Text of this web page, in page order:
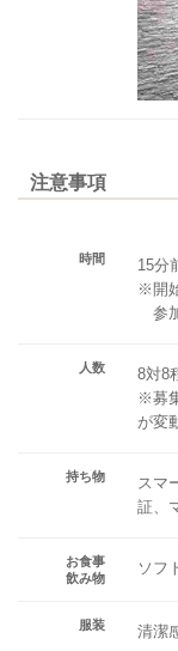
注意事項
時間
15分
※開
参
人数
8対8
※募
が変
持ち物
スマ
証、
お食事
飲み物
ソフ
服装 清潔